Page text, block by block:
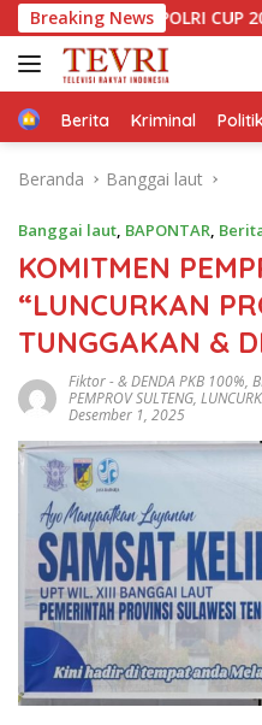
Langsung
ke
konten
Breaking News
CUP 2026, AJAK
HomeBerita Kriminal Politik
Beranda Banggai laut
Banggai laut, BAPONTAR,
KOMITMEN
“LUNCURKAN
TUNGGAKAN &
Fiktor-& DENDA PKB 100%,
PEMPROV SULTENG,
Desember 1, 2025